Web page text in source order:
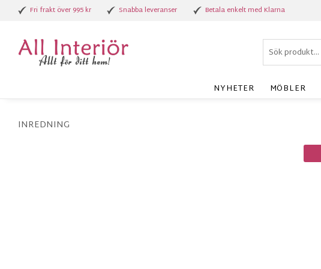
Fri frakt över 995 kr Snabba leveranser Betala enkelt med Klarna
NYHETER MÖBLER
INREDNING